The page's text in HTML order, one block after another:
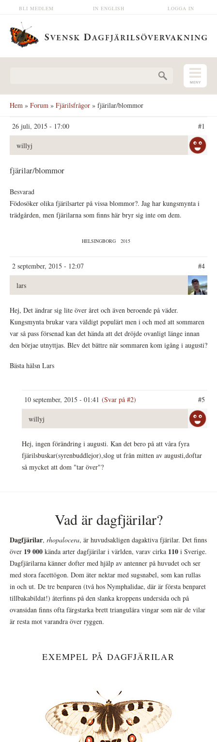
Hoppa till huvudinnehåll LOGGA IN
IN ENGLISH
BLI MEDLEM
Hem » Forum » Fjärilsfrågor » fjärilar/blommor
26 juli, 2015 - 17:00 #1
willyj
fjärilar/blommor
Besvarad
Födosöker olika fjärilsarter på vissa blommor?. Jag har kungsmynta i
trädgården, men fjärilarna som finns här bryr sig inte om dem.
HELSINGBORG 2015
2 september, 2015 - 12:07 #4
lars
Hej, Det ändrar sig lite över året och även beroende på väder.
Kungsmynta brukar vara väldigt populärt men i och med att sommaren
var så pass försenad kan det hända att det dröjde ovanligt länge innan
den börjae utnyttjas. Blev det bättre när sommaren kom igång i augusti?
Bästa hälsn Lars
10 september, 2015 - 01:41 (Svar på #2) #5
willyj
Hej, ingen förändring i augusti. Kan det bero på att våra fyra
fjärilsbuskar(syrenbuddlejor),slog ut från mitten av augusti,doftar
så mycket att dom "tar över"?
Vad är dagfjärilar?
Dagfjärilar, rhopalocera, är huvudsakligen dagaktiva fjärilar. Det finns
över 19 000 kända arter dagfjärilar i världen, varav cirka 110 i Sverige.
Dagfjärilarna känner dofter med hjälp av antenner på huvudet och ser
med stora facettögon. Dom äter nektar med sugsnabel, som kan rullas
in och ut. De tre benparen (två hos Nymphalidae, där är första benparet
tillbakabildat!) återfinns på den slanka kroppens undersida och på
ovansidan finns ofta färgstarka brett triangulära vingar som när de vilar
är resta mot varandra över ryggen.
EXEMPEL PÅ DAGFJÄRILAR